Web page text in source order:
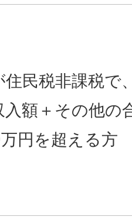
住民税非課税で
入額＋その他の
円を超える方